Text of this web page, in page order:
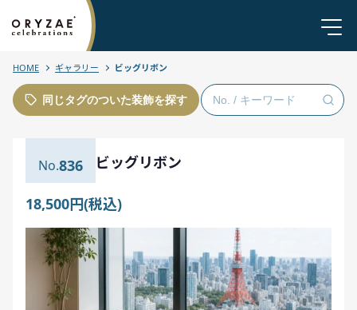
HOME ギャラリー ビッグリボン
同じタグのついた装飾を探す
836 ビッグリボン
18,500円(税込)